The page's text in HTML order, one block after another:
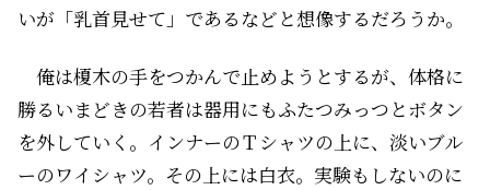
いが「乳首見せて」であるなどと想像するだろうか。
俺は榎木の手をつかんで止めようとするが、体格に
勝るいまどきの若者は器用にもふたつみっつとボタン
を外していく。インナーのＴシャツの上に、淡いブル
ーのワイシャツ。その上には白衣。実験もしないのに